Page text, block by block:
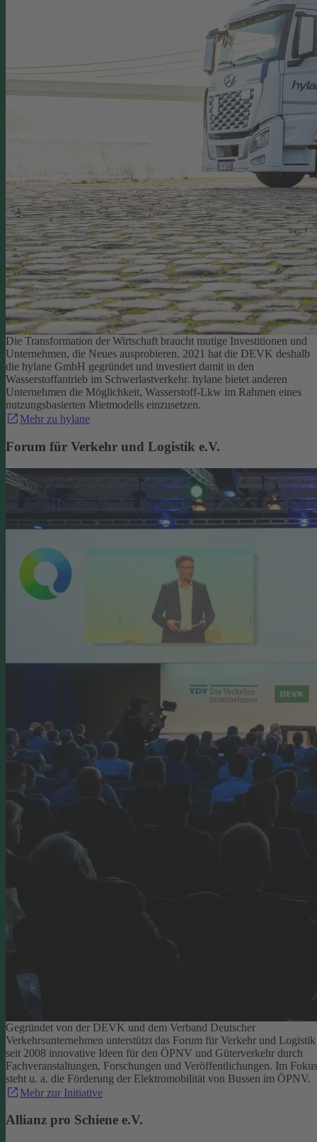
Die Transformation der Wirtschaft braucht mutige Investitionen und
Unternehmen, die Neues ausprobieren. 2021 hat die DEVK deshalb
die hylane GmbH gegründet und investiert damit in den
Wasserstoffantrieb im Schwerlastverkehr. hylane bietet anderen
Unternehmen die Möglichkeit, Wasserstoff-Lkw im Rahmen eines
nutzungsbasierten Mietmodells einzusetzen.
Mehr zu hylane
Forum für Verkehr und Logistik e.V.
Gegründet von der DEVK und dem Verband Deutscher
Verkehrsunternehmen unterstützt das Forum für Verkehr und Logistik
seit 2008 innovative Ideen für den ÖPNV und Güterverkehr durch
Fachveranstaltungen, Forschungen und Veröffentlichungen. Im Fokus
steht u. a. die Förderung der Elektromobilität von Bussen im ÖPNV.
Mehr zur Initiative
Allianz pro Schiene e.V.